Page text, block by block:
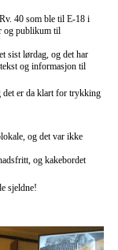
40 som ble til E-18 i
og publikum til
sist lørdag, og det har
og informasjon til
det er da klart for trykking
og det var ikke
og kakebordet
sjeldne!